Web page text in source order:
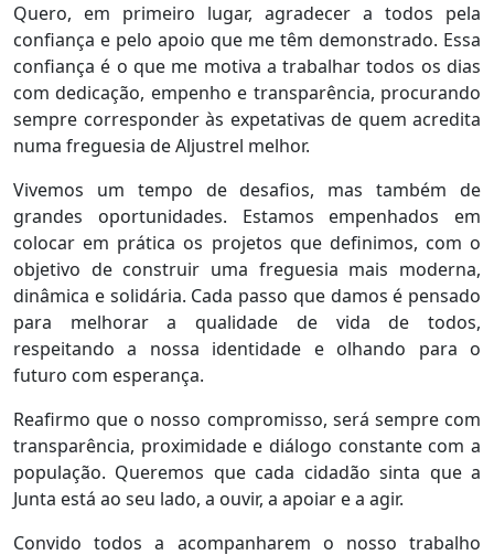
Quero, em primeiro lugar, agradecer a todos pela
confiança e pelo apoio que me têm demonstrado. Essa
confiança é o que me motiva a trabalhar todos os dias
com dedicação, empenho e transparência, procurando
sempre corresponder às expetativas de quem acredita
numa freguesia de Aljustrel melhor.
Vivemos um tempo de desafios, mas também de
grandes oportunidades. Estamos empenhados em
colocar em prática os projetos que definimos, com o
objetivo de construir uma freguesia mais moderna,
dinâmica e solidária. Cada passo que damos é pensado
para melhorar a qualidade de vida de todos,
respeitando a nossa identidade e olhando para o
futuro com esperança.
Reafirmo que o nosso compromisso, será sempre com
transparência, proximidade e diálogo constante com a
população. Queremos que cada cidadão sinta que a
Junta está ao seu lado, a ouvir, a apoiar e a agir.
Convido todos a acompanharem o nosso trabalho